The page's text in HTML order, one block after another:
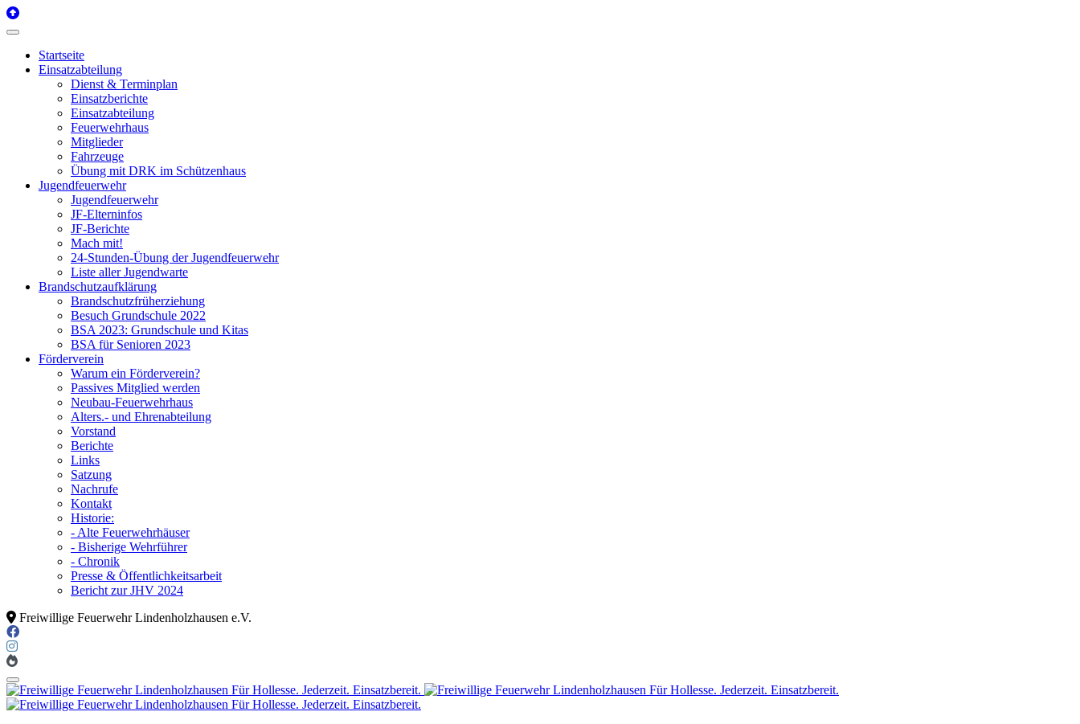
Startseite
Einsatzabteilung
Dienst & Terminplan
Einsatzberichte
Einsatzabteilung
Feuerwehrhaus
Mitglieder
Fahrzeuge
Übung mit DRK im Schützenhaus
Jugendfeuerwehr
Jugendfeuerwehr
JF-Elterninfos
JF-Berichte
Mach mit!
24-Stunden-Übung der Jugendfeuerwehr
Liste aller Jugendwarte
Brandschutzaufklärung
Brandschutzfrüherziehung
Besuch Grundschule 2022
BSA 2023: Grundschule und Kitas
BSA für Senioren 2023
Förderverein
Warum ein Förderverein?
Passives Mitglied werden
Neubau-Feuerwehrhaus
Alters.- und Ehrenabteilung
Vorstand
Berichte
Links
Satzung
Nachrufe
Kontakt
Historie:
- Alte Feuerwehrhäuser
- Bisherige Wehrführer
- Chronik
Presse & Öffentlichkeitsarbeit
Bericht zur JHV 2024
Freiwillige Feuerwehr Lindenholzhausen e.V.